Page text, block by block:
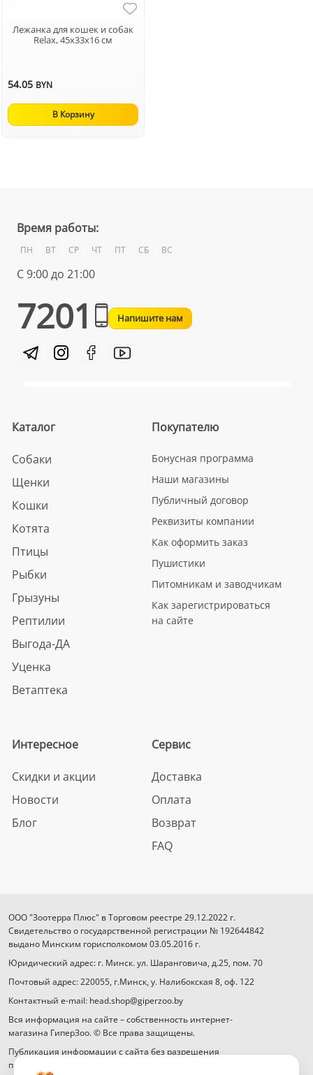
Лежанка для кошек и собак
Relax, 45х33х16 см
54.05 BYN
В Корзину
Время работы:
ПН ВТ СР ЧТ ПТ СБ ВС
С 9:00 до 21:00
7201 Напишите нам
Каталог
Собаки
Щенки
Кошки
Котята
Птицы
Рыбки
Грызуны
Рептилии
Выгода-ДА
Уценка
Ветаптека
Покупателю
Бонусная программа
Наши магазины
Публичный договор
Реквизиты компании
Как оформить заказ
Пушистики
Питомникам и заводчикам
Как зарегистрироваться
на сайте
Интересное
Скидки и акции
Новости
Блог
Сервис
Доставка
Оплата
Возврат
FAQ
ООО "Зоотерра Плюс" в Торговом реестре 29.12.2022 г.
Свидетельство о государственной регистрации № 192644842
выдано Минским горисполкомом 03.05.2016 г.
Юридический адрес: г. Минск. ул. Шаранговича, д.25, пом. 70
Почтовый адрес: 220055, г.Минск, у. Налибокская 8, оф. 122
Контактный e-mail: head.shop@giperzoo.by
Вся информация на сайте – собственность интернет-
магазина ГиперЗоо. © Все права защищены.
Публикация информации с сайта без разрешения
правообладателя запрещена.